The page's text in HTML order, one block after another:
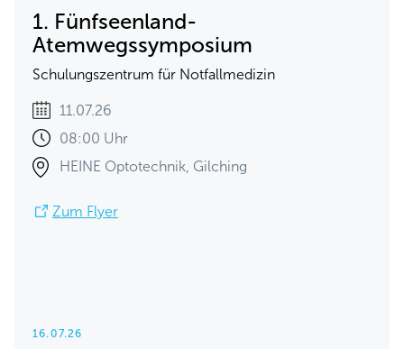
1. Fünfseenland-
Atemwegssymposium
Schulungszentrum für Notfallmedizin
11.07.26
08:00 Uhr
HEINE Optotechnik, Gilching
Zum Flyer
16.07.26